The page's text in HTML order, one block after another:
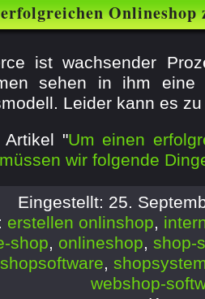
Onlineshop
ist wachsender
sehen in ihm eine
Leider kann es
"Um einen
wir folgende
Eingestellt: 25.
erstellen onlinshop,
shop, onlineshop, shop-
shopsoftware,
webshop-